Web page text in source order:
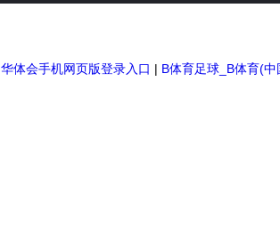
华体会手机网页版登录入口 | B体育足球_B体育(中